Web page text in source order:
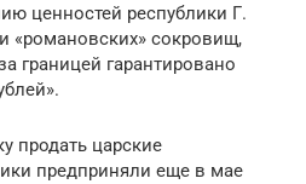
ценностей республики Г.
«романовских» сокровищ,
границей гарантировано
продать царские
предприняли еще в мае